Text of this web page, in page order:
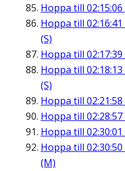
Hoppa till 02:15:06
Hoppa till 02:16:41
(S)
Hoppa till 02:17:39
Hoppa till 02:18:13
(S)
Hoppa till 02:21:58
Hoppa till 02:28:57
Hoppa till 02:30:01
Hoppa till 02:30:50
(M)